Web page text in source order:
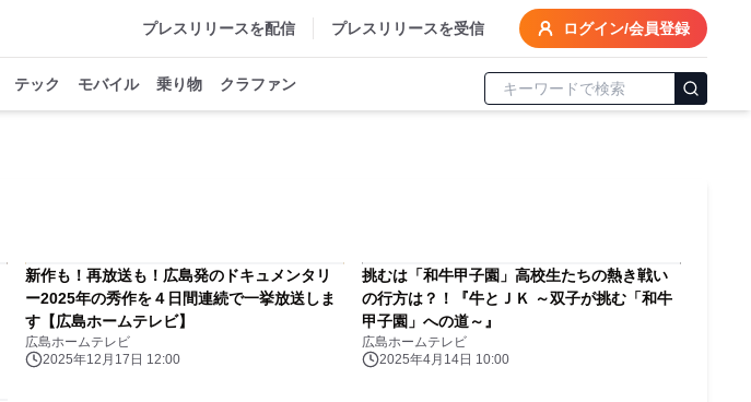
プレスリリースを配信 プレスリリースを受信 ログイン/会員登録
テック モバイル 乗り物 クラファン
新作も！再放送も！広島発のドキュメンタリ
ー2025年の秀作を４日間連続で一挙放送しま
す【広島ホームテレビ】
広島ホームテレビ
2025年12月17日 12:00
挑むは「和牛甲子園」高校生たちの熱き戦い
の行方は？！『牛とＪＫ ～双子が挑む「和牛
甲子園」への道～』
広島ホームテレビ
2025年4月14日 10:00